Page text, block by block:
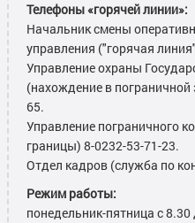
Телефоны «горячей линии»:
Начальник смены
управления ("горячая
Управление охраны
(нахождение в пограничной
65.
Управление пограничного
границы) 8-0232-53-71-23.
Отдел кадров (служба по
Режим работы:
понедельник-пятница с